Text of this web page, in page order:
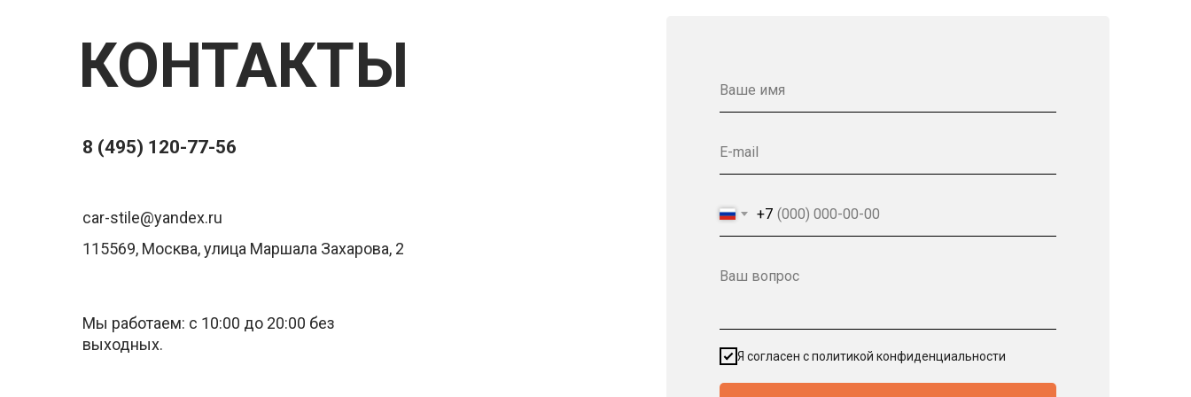
КОНТАКТЫ Ваше имя
E-mail
+7
Ваш вопрос
Я согласен с политикой конфиденциальности
8 (495) 120-77-56
car-stile@yandex.ru
115569, Москва, улица Маршала Захарова, 2
Мы работаем: с 10:00 до 20:00 без
выходных.